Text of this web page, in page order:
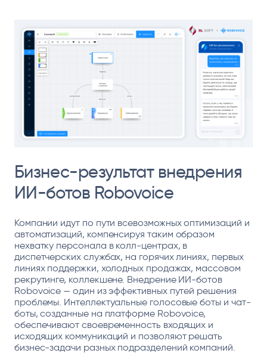
Бизнес-результат внедрения
ИИ-ботов Robovoice
Компании идут по пути всевозможных оптимизаций и
автоматизаций, компенсируя таким образом
нехватку персонала в колл-центрах, в
диспетчерских службах, на горячих линиях, первых
линиях поддержки, холодных продажах, массовом
рекрутинге, коллекшене. Внедрение ИИ-ботов
Robovoice — один из эффективных путей решения
проблемы. Интеллектуальные голосовые боты и чат-
боты, созданные на платформе Robovoice,
обеспечивают своевременность входящих и
исходящих коммуникаций и позволяют решать
бизнес-задачи разных подразделений компаний.